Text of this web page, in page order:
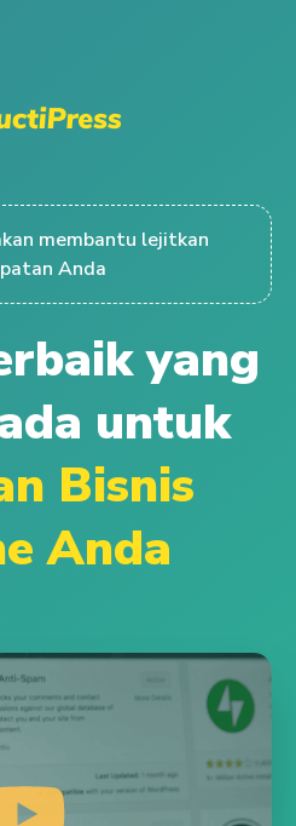
membantu lejitkan
Anda
yang
untuk
Bisnis
Anda